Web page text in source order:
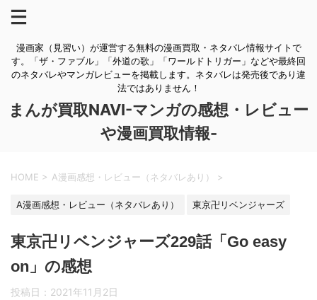
漫画家（見習い）が運営する無料の漫画買取・ネタバレ情報サイトで
す。「ザ・ファブル」「外道の歌」「ワールドトリガー」などや最終回
のネタバレやマンガレビューを掲載します。ネタバレは発売後であり違
法ではありません！
まんが買取NAVI-マンガの感想・レビュー
や漫画買取情報-
HOME > A漫画感想・レビュー（ネタバレあり） >
A漫画感想・レビュー（ネタバレあり） 東京卍リベンジャーズ
東京卍リベンジャーズ229話「Go easy
on」の感想
投稿日： 2021年11月2日